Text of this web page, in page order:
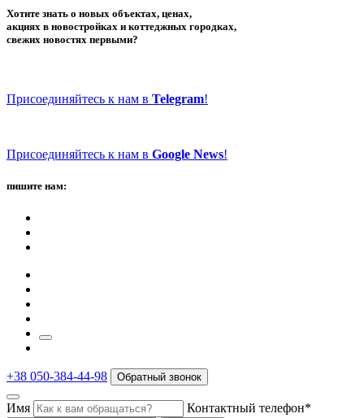
Хотите знать о новых объектах, ценах,
акциях в новостройках и коттеджных городках,
свежих новостях первыми?
Присоединяйтесь к нам в Telegram!
Присоединяйтесь к нам в Google News!
пишите нам:
+38 050-384-44-98 Обратный звонок
Имя Контактный телефон*